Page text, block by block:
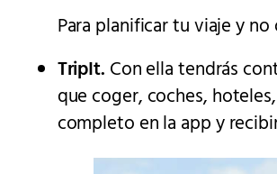
Para planificar tu viaje y
TripIt. Con ella tendrás
que coger, coches,
completo en la app y